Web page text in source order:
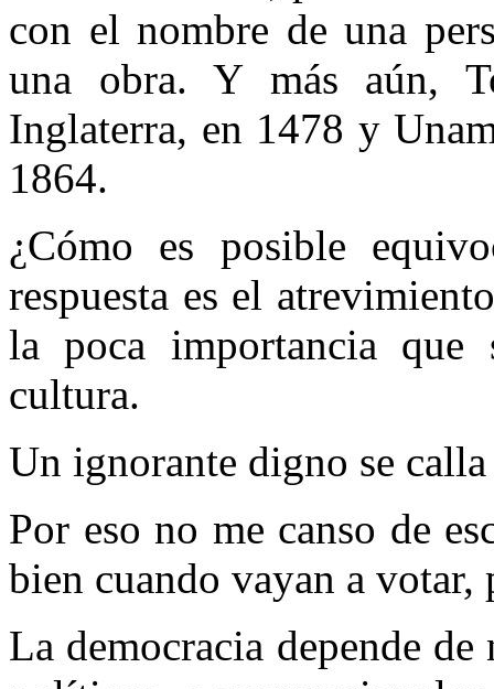
con el nombre de una
una obra. Y más aún,
Inglaterra, en 1478 y
1864.
¿Cómo es posible
respuesta es el
la poca importancia
cultura.
Un ignorante digno se
Por eso no me canso de
bien cuando vayan a votar,
La democracia depende